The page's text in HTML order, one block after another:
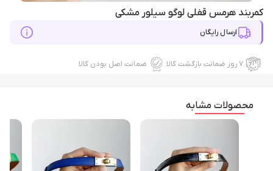
کمربند هرمس قفلی لوگو سیلور مشکی
ارسال رایگان
۷ روز ضمانت بازگشت کالا ضمانت اصل بودن کالا
محصولات مشابه